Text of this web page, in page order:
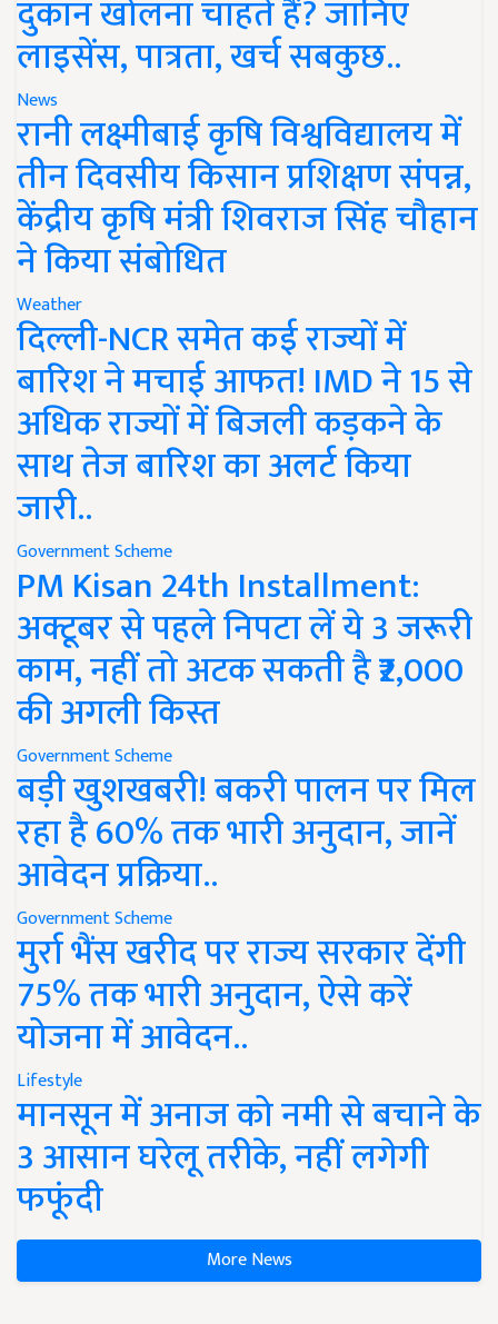
दुकान खोलना चाहते हैं? जानिए
लाइसेंस, पात्रता, खर्च सबकुछ..
News
रानी लक्ष्मीबाई कृषि विश्वविद्यालय में
तीन दिवसीय किसान प्रशिक्षण संपन्न,
केंद्रीय कृषि मंत्री शिवराज सिंह चौहान
ने किया संबोधित
Weather
दिल्ली-NCR समेत कई राज्यों में
बारिश ने मचाई आफत! IMD ने 15 से
अधिक राज्यों में बिजली कड़कने के
साथ तेज बारिश का अलर्ट किया
जारी..
Government Scheme
PM Kisan 24th Installment:
अक्टूबर से पहले निपटा लें ये 3 जरूरी
काम, नहीं तो अटक सकती है ₹2,000
की अगली किस्त
Government Scheme
बड़ी खुशखबरी! बकरी पालन पर मिल
रहा है 60% तक भारी अनुदान, जानें
आवेदन प्रक्रिया..
Government Scheme
मुर्रा भैंस खरीद पर राज्य सरकार देंगी
75% तक भारी अनुदान, ऐसे करें
योजना में आवेदन..
Lifestyle
मानसून में अनाज को नमी से बचाने के
3 आसान घरेलू तरीके, नहीं लगेगी
फफूंदी
More News